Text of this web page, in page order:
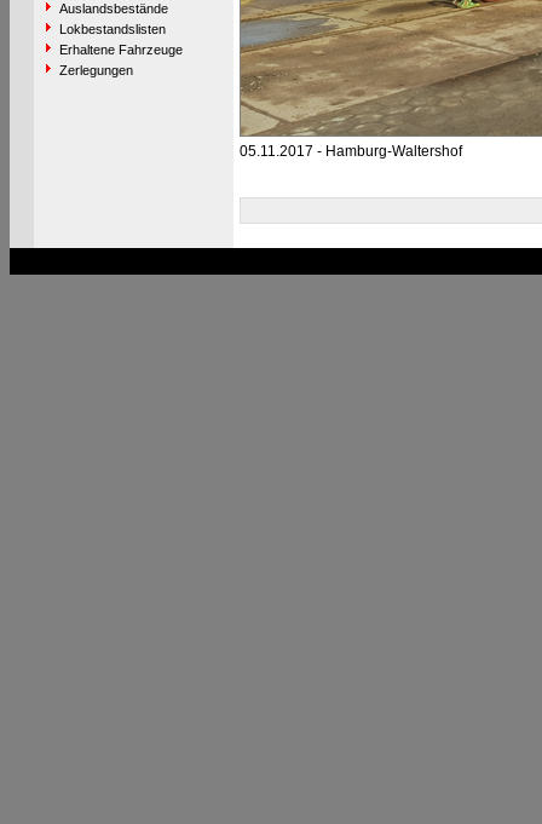
Auslandsbestände
Lokbestandslisten
Erhaltene Fahrzeuge
Zerlegungen
05.11.2017 - Hamburg-Waltershof